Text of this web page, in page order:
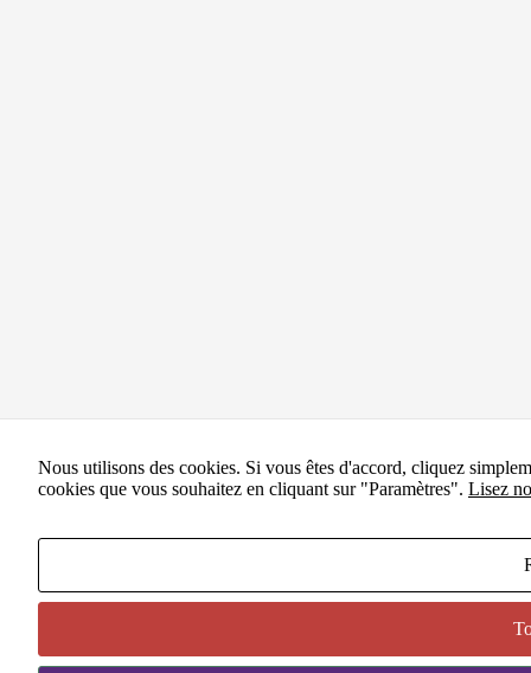
Nous utilisons des cookies. Si vous êtes d'accord, cliquez
cookies que vous souhaitez en cliquant sur "Paramètres". Lisez